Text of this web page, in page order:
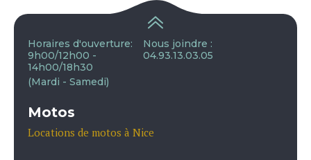
Horaires d'ouverture:
9h00/12h00 -
14h00/18h30
(Mardi - Samedi)
Nous joindre :
04.93.13.03.05
Motos
Locations de motos à Nice